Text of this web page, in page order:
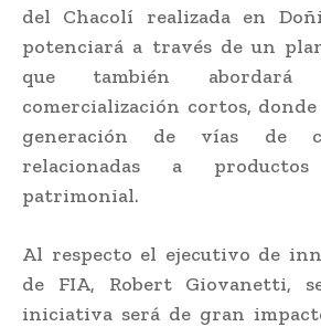
del Chacolí realizada en
potenciará a través de un
que también
comercialización cortos,
generación de vías de
relacionadas a
patrimonial.
Al respecto el ejecutivo de
de FIA, Robert Giovanetti,
iniciativa será de gran